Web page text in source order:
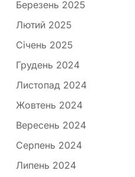
Березень 2025
Лютий 2025
Січень 2025
Грудень 2024
Листопад 2024
Жовтень 2024
Вересень 2024
Серпень 2024
Липень 2024